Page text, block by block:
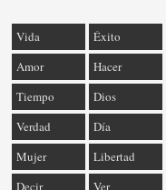
Vida Éxito
Amor
Hacer
Tiempo
Dios
Verdad
Día
Mujer
Libertad
Decir
Ver